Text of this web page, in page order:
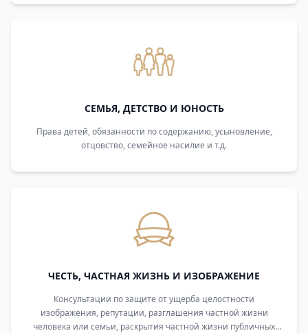
СЕМЬЯ, ДЕТСТВО И ЮНОСТЬ
Права детей, обязанности по содержанию, усыновление,
отцовство, семейное насилие и т.д.
ЧЕСТЬ, ЧАСТНАЯ ЖИЗНЬ И ИЗОБРАЖЕНИЕ
Консультации по защите от ущерба целостности
изображения, репутации, разглашения частной жизни
человека или семьи, раскрытия частной жизни публичных